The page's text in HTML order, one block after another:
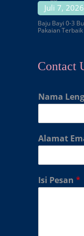
Juli 7, 2026
Baju Bayi 0-3
Pakaian
Contact
Nama
Alamat
Isi Pesan *